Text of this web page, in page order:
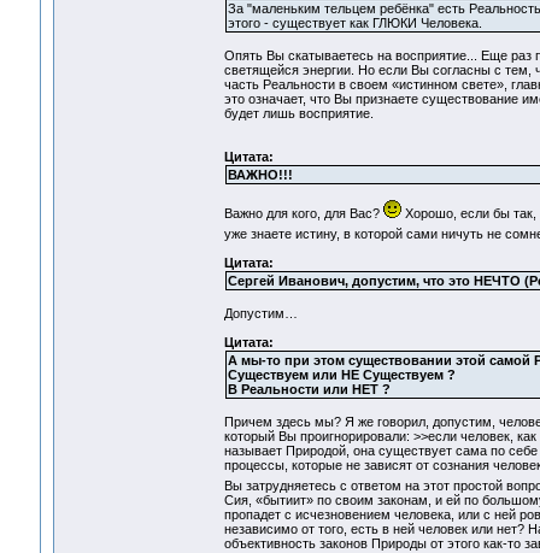
За "маленьким тельцем ребёнка" есть
этого - существует как ГЛЮКИ Человека.
Опять Вы скатываетесь на восприятие... Еще раз
светящейся энергии. Но если Вы согласны с тем,
часть Реальности в своем «истинном свете»,
это означает, что Вы признаете существование
будет лишь восприятие.
Цитата:
ВАЖНО!!!
Важно для кого, для Вас?
Хорошо, если бы так,
уже знаете истину, в которой сами ничуть не
Цитата:
Сергей Иванович, допустим, что это НЕЧТО
Допустим…
Цитата:
А мы-то при этом существовании этой самой
Существуем или НЕ Существуем ?
В Реальности или НЕТ ?
Причем здесь мы? Я же говорил, допустим,
который Вы проигнорировали: >>если человек,
называет Природой, она существует сама по
процессы, которые не зависят от сознания
Вы затрудняетесь с ответом на этот простой
Сия, «бытиит» по своим законам, и ей по
пропадет с исчезновением человека, или с ней
независимо от того, есть в ней человек или
объективность законов Природы от этого как-то